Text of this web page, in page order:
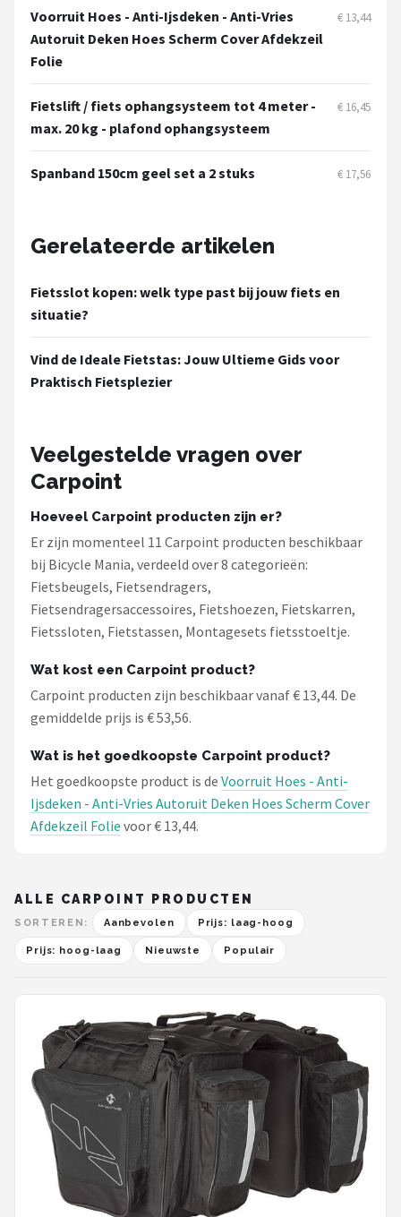
Voorruit Hoes - Anti-Ijsdeken - Anti-Vries
Autoruit Deken Hoes Scherm Cover Afdekzeil
Folie
€ 13,44
Fietslift / fiets ophangsysteem tot 4 meter -
max. 20 kg - plafond ophangsysteem
€ 16,45
Spanband 150cm geel set a 2 stuks € 17,56
Gerelateerde artikelen
Fietsslot kopen: welk type past bij jouw fiets en
situatie?
Vind de Ideale Fietstas: Jouw Ultieme Gids voor
Praktisch Fietsplezier
Veelgestelde vragen over
Carpoint
Hoeveel Carpoint producten zijn er?
Er zijn momenteel 11 Carpoint producten beschikbaar
bij Bicycle Mania, verdeeld over 8 categorieën:
Fietsbeugels, Fietsendragers,
Fietsendragersaccessoires, Fietshoezen, Fietskarren,
Fietssloten, Fietstassen, Montagesets fietsstoeltje.
Wat kost een Carpoint product?
Carpoint producten zijn beschikbaar vanaf € 13,44. De
gemiddelde prijs is € 53,56.
Wat is het goedkoopste Carpoint product?
Het goedkoopste product is de Voorruit Hoes - Anti-
Ijsdeken - Anti-Vries Autoruit Deken Hoes Scherm Cover
Afdekzeil Folie voor € 13,44.
ALLE CARPOINT PRODUCTEN
SORTEREN: Aanbevolen Prijs: laag-hoog
Prijs: hoog-laag Nieuwste Populair